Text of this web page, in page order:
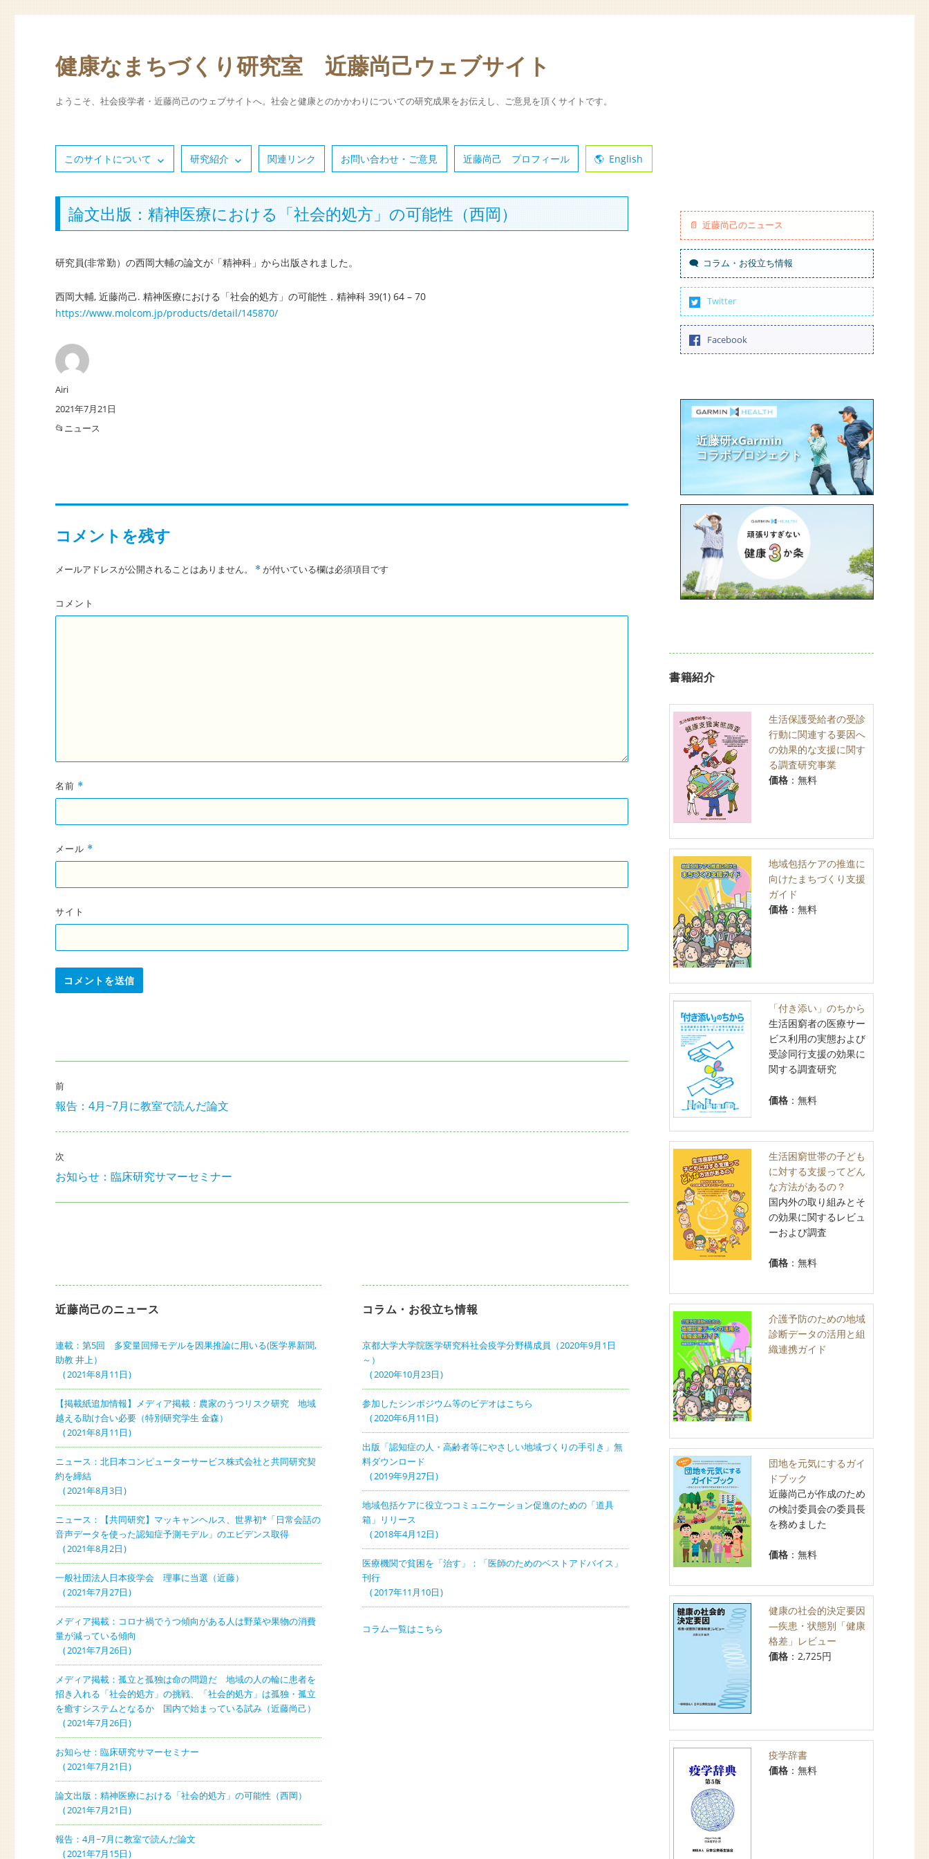
健康なまちづくり研究室 近藤尚己ウェブサイト
ようこそ、社会疫学者・近藤尚己のウェブサイトへ。社会と健康とのかかわりについての研究成果をお伝えし、ご意見を頂くサイトです。
このサイトについて 研究紹介 関連リンク お問い合わせ・ご意見 近藤尚己 プロフィール English
論文出版：精神医療における「社会的処方」の可能性（西岡）
研究員(非常勤）の西岡大輔の論文が「精神科」から出版されました。
西岡大輔, 近藤尚己. 精神医療における「社会的処方」の可能性．精神科 39(1) 64 – 70
https://www.molcom.jp/products/detail/145870/
投
稿
Airi
投
稿
2021年7月21日
カ
ニュース
コメントを残す
メールアドレスが公開されることはありません。 *が付いている欄は必須項目です
コメント
名前 *
メール *
サイト
稿
ビ
ゲ
ー
前
前
稿:
報告：4月~7月に教室で読んだ論文
次
次
お知らせ：臨床研究サマーセミナー
近藤尚己のニュース
連載：第5回 多変量回帰モデルを因果推論に用いる(医学界新聞,
助教 井上）
2021年8月11日
【掲載紙追加情報】メディア掲載：農家のうつリスク研究 地域
越える助け合い必要（特別研究学生 金森）
2021年8月11日
ニュース：北日本コンピューターサービス株式会社と共同研究契
約を締結
2021年8月3日
ニュース：【共同研究】マッキャンヘルス、世界初*「日常会話の
音声データを使った認知症予測モデル」のエビデンス取得
2021年8月2日
一般社団法人日本疫学会 理事に当選（近藤）
2021年7月27日
メディア掲載：コロナ禍でうつ傾向がある人は野菜や果物の消費
量が減っている傾向
2021年7月26日
メディア掲載：孤立と孤独は命の問題だ 地域の人の輪に患者を
招き入れる「社会的処方」の挑戦、「社会的処方」は孤独・孤立
を癒すシステムとなるか 国内で始まっている試み（近藤尚己）
2021年7月26日
お知らせ：臨床研究サマーセミナー
2021年7月21日
論文出版：精神医療における「社会的処方」の可能性（西岡）
2021年7月21日
報告：4月~7月に教室で読んだ論文
2021年7月15日
コラム・お役立ち情報
京都大学大学院医学研究科社会疫学分野構成員（2020年9月1日
～）
2020年10月23日
参加したシンポジウム等のビデオはこちら
2020年6月11日
出版「認知症の人・高齢者等にやさしい地域づくりの手引き」無
料ダウンロード
2019年9月27日
地域包括ケアに役立つコミュニケーション促進のための「道具
箱」リリース
2018年4月12日
医療機関で貧困を「治す」：「医師のためのベストアドバイス」
刊行
2017年11月10日
コラム一覧はこちら
近藤尚己のニュース
コラム・お役立ち情報
Twitter
Facebook
近藤研xGarmin
コラボプロジェクト
書籍紹介
生活保護受給者の受診
行動に関連する要因へ
の効果的な支援に関す
る調査研究事業
価格：無料
地域包括ケアの推進に
向けたまちづくり支援
ガイド
価格：無料
「付き添い」のちから
生活困窮者の医療サー
ビス利用の実態および
受診同行支援の効果に
関する調査研究
価格：無料
生活困窮世帯の子ども
に対する支援ってどん
な方法があるの？
国内外の取り組みとそ
の効果に関するレビュ
ーおよび調査
価格：無料
介護予防のための地域
診断データの活用と組
織連携ガイド
団地を元気にするガイ
ドブック
近藤尚己が作成のため
の検討委員会の委員長
を務めました
価格：無料
健康の社会的決定要因
―疾患・状態別「健康
格差」レビュー
価格：2,725円
疫学辞書
価格：無料